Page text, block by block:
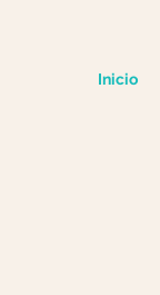
Inicio